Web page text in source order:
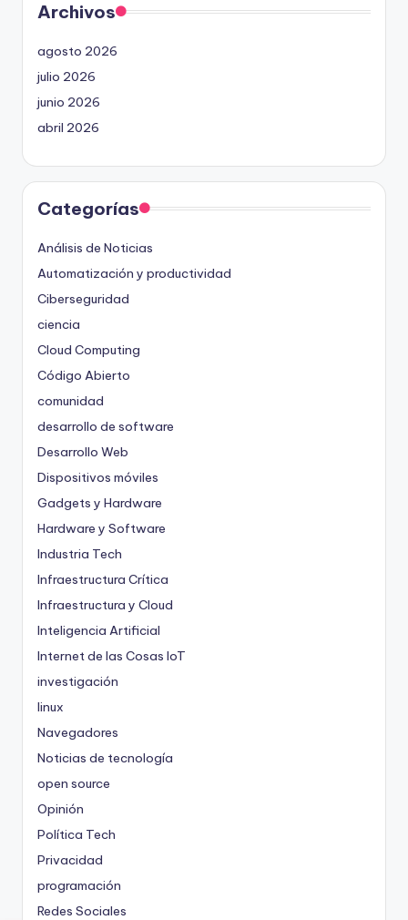
Archivos
agosto 2026
julio 2026
junio 2026
abril 2026
Categorías
Análisis de Noticias
Automatización y productividad
Ciberseguridad
ciencia
Cloud Computing
Código Abierto
comunidad
desarrollo de software
Desarrollo Web
Dispositivos móviles
Gadgets y Hardware
Hardware y Software
Industria Tech
Infraestructura Crítica
Infraestructura y Cloud
Inteligencia Artificial
Internet de las Cosas IoT
investigación
linux
Navegadores
Noticias de tecnología
open source
Opinión
Política Tech
Privacidad
programación
Redes Sociales